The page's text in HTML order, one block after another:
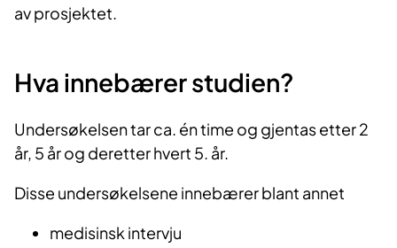
av prosjektet.
Hva innebærer studien?
Undersøkelsen tar ca. én time og gjentas etter 2
år, 5 år og deretter hvert 5. år.
Disse undersøkelsene innebærer blant annet
medisinsk intervju